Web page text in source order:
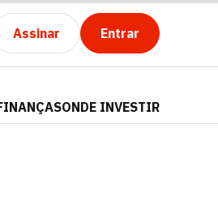
Assinar Entrar
ONDE INVESTIR